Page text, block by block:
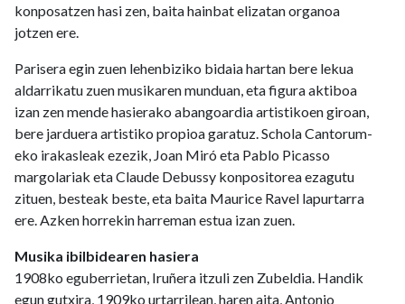
konposatzen hasi zen, baita hainbat elizatan organoa
jotzen ere.
Parisera egin zuen lehenbiziko bidaia hartan bere lekua
aldarrikatu zuen musikaren munduan, eta figura aktiboa
izan zen mende hasierako abangoardia artistikoen giroan,
bere jarduera artistiko propioa garatuz. Schola Cantorum-
eko irakasleak ezezik, Joan Miró eta Pablo Picasso
margolariak eta Claude Debussy konpositorea ezagutu
zituen, besteak beste, eta baita Maurice Ravel lapurtarra
ere. Azken horrekin harreman estua izan zuen.
Musika ibilbidearen hasiera
1908ko eguberrietan, Iruñera itzuli zen Zubeldia. Handik
egun gutxira, 1909ko urtarrilean, haren aita, Antonio